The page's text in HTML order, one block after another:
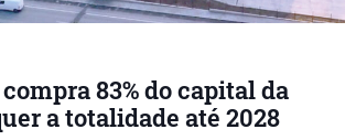
83% do capital da
a totalidade até 2028